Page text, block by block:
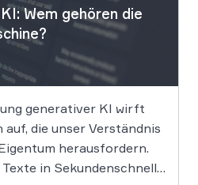
Wem gehören die
generativer KI wirft
auf, die unser Verständnis
herausfordern.
in Sekundenschnelle